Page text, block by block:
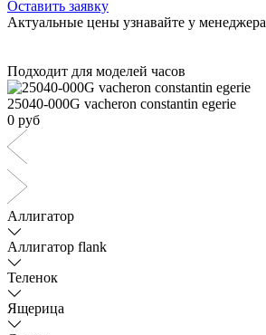
Оставить заявку
Актуальные цены узнавайте у менеджера
Подходит для моделей часов
25040-000G vacheron constantin egerie
0 руб
Аллигатор
Аллигатор flank
Теленок
Ящерица